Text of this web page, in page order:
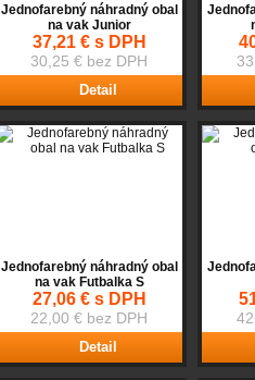
Jednofarebný náhradný obal
na vak Junior
37,21 € s DPH
30,25 € bez DPH
Detail
Jednofarebný náhradný obal
na vak Futbalka S
27,06 € s DPH
22,00 € bez DPH
Detail